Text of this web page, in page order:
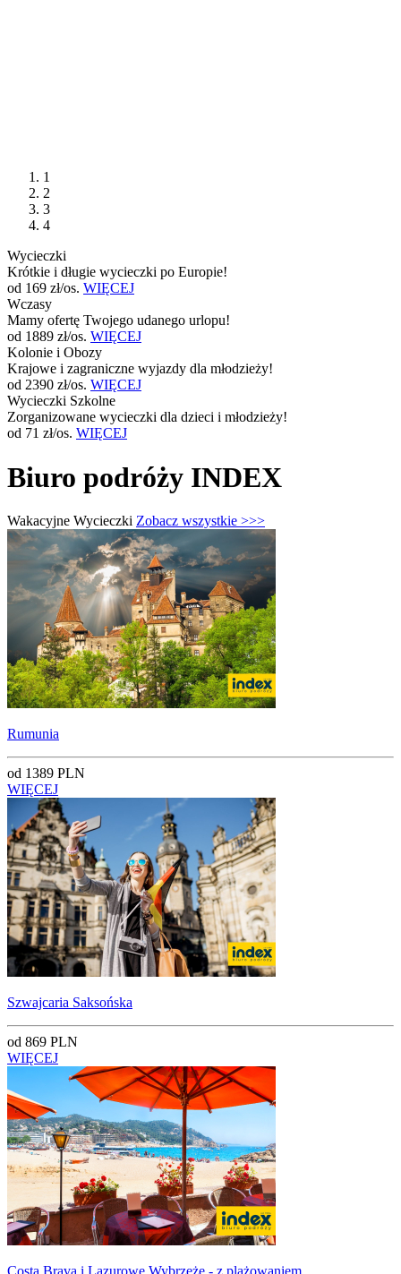
1
2
3
4
Wycieczki
Krótkie i długie wycieczki po Europie!
od 169 zł/os. WIĘCEJ
Wczasy
Mamy ofertę Twojego udanego urlopu!
od 1889 zł/os. WIĘCEJ
Kolonie i Obozy
Krajowe i zagraniczne wyjazdy dla młodzieży!
od 2390 zł/os. WIĘCEJ
Wycieczki Szkolne
Zorganizowane wycieczki dla dzieci i młodzieży!
od 71 zł/os. WIĘCEJ
Biuro podróży INDEX
Wakacyjne Wycieczki Zobacz wszystkie >>>
Rumunia
od 1389 PLN
WIĘCEJ
Szwajcaria Saksońska
od 869 PLN
WIĘCEJ
Costa Brava i Lazurowe Wybrzeże - z plażowaniem